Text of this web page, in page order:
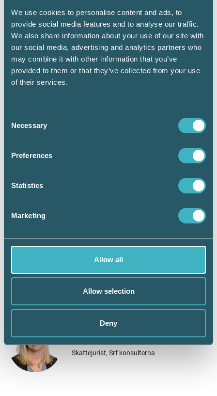
We use cookies to personalise content and ads, to
provide social media features and to analyse our traffic.
We also share information about your use of our site with
our social media, advertising and analytics partners who
may combine it with other information that you’ve
provided to them or that they’ve collected from your use
of their services.
Selection
Necessary
Preferences
Statistics
Marketing
Allow all
Allow selection
Deny
Den nya intäktsräntan
Om det finns ett överskott på skattekontot får
man intäktsränta. Från den 1 augusti är
intäktsräntan 2,25 procent (tidigare 1,6875
procent).
Höjd ränta på skattekontot
Ränta på skattekontot för företag|
Therése Allard
Skattejurist, Srf konsulterna